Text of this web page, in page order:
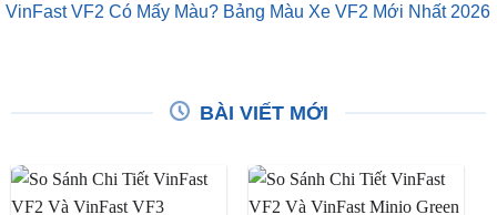
VinFast VF2 Có Mấy Màu? Bảng Màu Xe VF2 Mới Nhất 2026
BÀI VIẾT MỚI